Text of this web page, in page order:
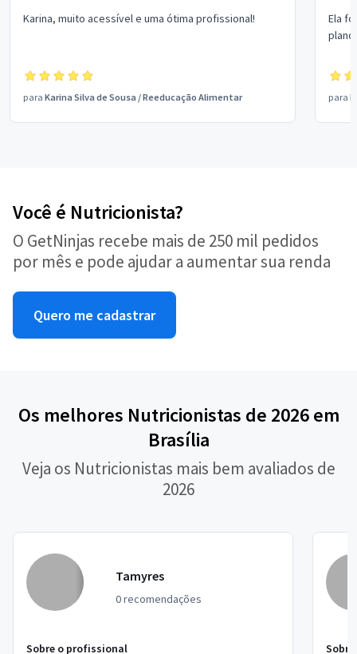
Karina, muito acessível e uma ótima profissional!
para Karina Silva de Sousa /Reeducação Alimentar
Ela
para
Você é Nutricionista?
O GetNinjas recebe mais de 250 mil pedidos
por mês e pode ajudar a aumentar sua renda
Quero me cadastrar
Os melhores Nutricionistas de 2026 em
Brasília
Veja os Nutricionistas mais bem avaliados de
2026
Tamyres
0 recomendações
Sobre o profissional